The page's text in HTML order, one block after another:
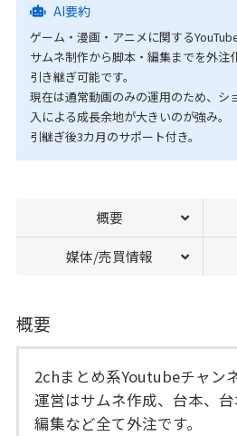
AI要約
ゲーム・漫画・アニメに関する
サムネ制作から脚本・編集までを外注
引き継ぎ可能です。
現在は通常動画のみの運用のため、シ
入による成長余地が大きいのが強み。
引継ぎ後3カ月のサポート付き。
概要
媒体/売買情報
概要
2chまとめ系Youtubeチャン
運営はサムネ作成、台本、
編集など全て外注です。